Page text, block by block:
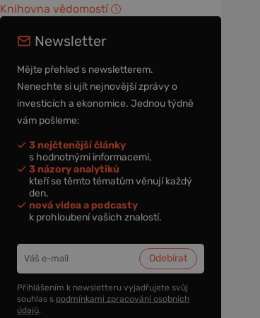
Knihovna vědomostí
Newsletter
Mějte přehled s newsletterem.
Nenechte si ujít nejnovější zprávy o
investicích a ekonomice. Jednou týdně
vám pošleme:
3 nejčtenější články
s hodnotnými informacemi,
3 názory analytiků
kteří se těmto tématům věnují každý
den,
nová videa a podcasty
k prohloubení vašich znalostí.
Přihlášením k newsletteru vyjadřujete svůj
souhlas s podmínkami zpracování osobních
údajů.